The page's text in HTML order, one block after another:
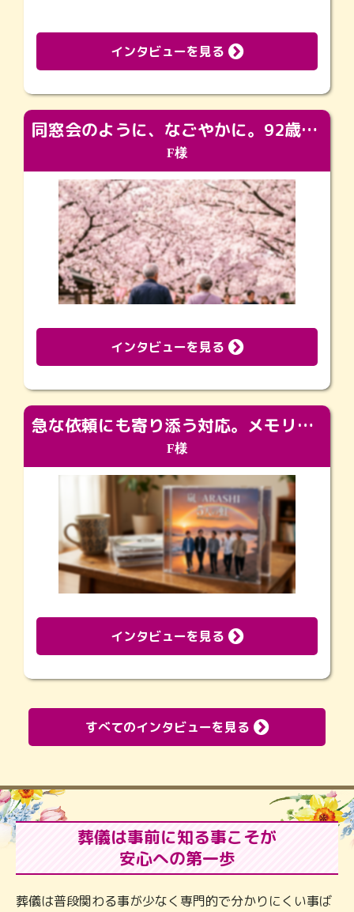
インタビューを見る
同窓会のように、なごやかに。92歳の旅立ちを彩った、再会と感謝の場
F様
インタビューを見る
急な依頼にも寄り添う対応。メモリアルコーナーで振り返る大切な日々
F様
インタビューを見る
すべてのインタビューを見る
葬儀は事前に知る事こそが
安心への第一歩
葬儀は普段関わる事が少なく専門的で分かりにくい事ば